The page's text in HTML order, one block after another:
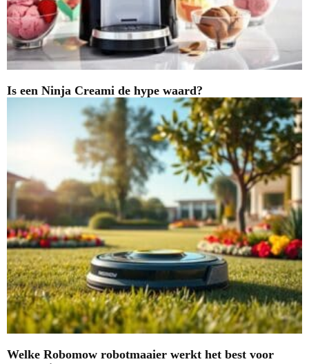
Is een Ninja Creami de hype waard?
Welke Robomow robotmaaier werkt het best voor